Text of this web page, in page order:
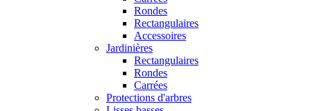
Rondes
Rectangulaires
Accessoires
Jardinières
Rectangulaires
Rondes
Carrées
Protections d'arbres